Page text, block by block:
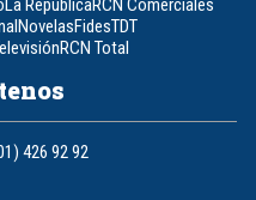
La RepúblicaRCN Comerciales
NovelasFidesTDT
RCN Total
426 92 92